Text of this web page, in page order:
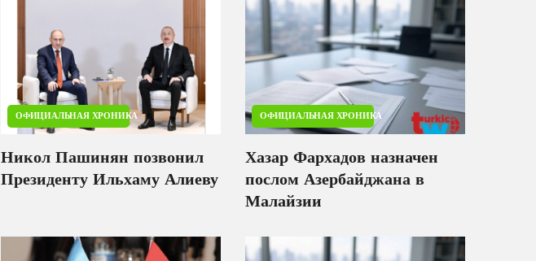
ОФИЦИАЛЬНАЯ ХРОНИКА
Никол Пашинян позвонил
Президенту Ильхаму Алиеву
ОФИЦИАЛЬНАЯ ХРОНИКА
Хазар Фархадов назначен
послом Азербайджана в
Малайзии